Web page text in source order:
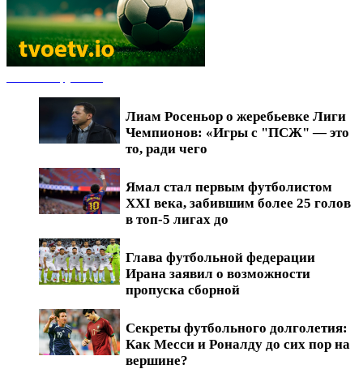
Лиам Росеньор о жеребьевке Лиги
Чемпионов: «Игры с "ПСЖ" — это
то, ради чего
Ямал стал первым футболистом
XXI века, забившим более 25 голов
в топ-5 лигах до
Глава футбольной федерации
Ирана заявил о возможности
пропуска сборной
Секреты футбольного долголетия:
Как Месси и Роналду до сих пор на
вершине?